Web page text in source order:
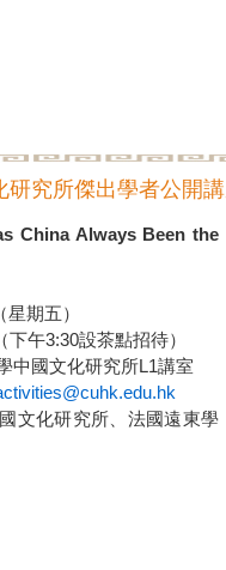
研究所傑出學者公開
China Always Been the
期五）
午3:30設茶點招待）
中國文化研究所L1講室
文化研究所、法國遠東學